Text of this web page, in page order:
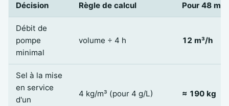
Décision Règle de calcul Pour 48 m³
Débit de
pompe
minimal
volume ÷ 4 h 12 m³/h
Sel à la mise
en service
d'un
4 kg/m³ (pour 4 g/L) ≈ 190 kg